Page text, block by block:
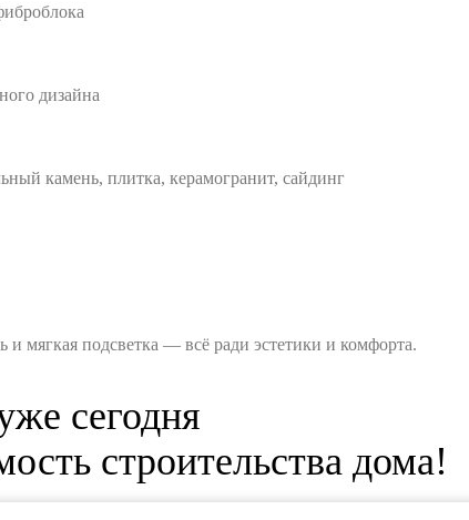
дизайна
камень, плитка, керамогранит, сайдинг
мягкая подсветка — всё ради эстетики и комфорта.
сегодня
строительства дома!